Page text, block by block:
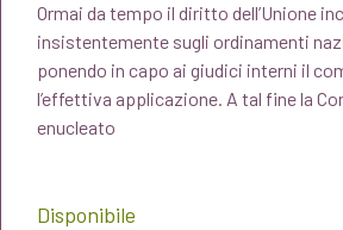
era:
Ormai da tempo il diritto dell’Unione
insistentemente sugli ordinamenti
ponendo in capo ai giudici interni il
l’effettiva applicazione. A tal fine la
enucleato
Disponibile